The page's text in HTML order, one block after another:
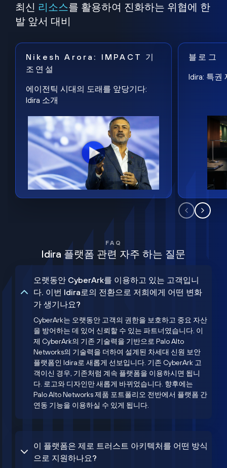
최신 리소스를 활용하여 진화하는 위협에 한
발 앞서 대비
Nikesh Arora: IMPACT 기
조연설
에이전틱 시대의 도래를 앞당기다:
Idira 소개
블로그
Idira: 특권
FAQ
Idira 플랫폼 관련 자주 하는 질문
오랫동안 CyberArk를 이용하고 있는 고객입니
다. 이번 Idira로의 전환으로 저희에게 어떤 변화
가 생기나요?
CyberArk는 오랫동안 고객의 권한을 보호하고 중요 자산
을 방어하는 데 있어 신뢰할 수 있는 파트너였습니다. 이
제 CyberArk의 기존 기술력을 기반으로 Palo Alto
Networks의 기술력을 더하여 설계된 차세대 신원 보안
플랫폼인 Idira로 새롭게 선보입니다. 기존 CyberArk 고
객이신 경우, 기존처럼 계속 플랫폼을 이용하시면 됩니
다. 로고와 디자인만 새롭게 바뀌었습니다. 향후에는
Palo Alto Networks 제품 포트폴리오 전반에서 플랫폼 간
연동 기능을 이용하실 수 있게 됩니다.
이 플랫폼은 제로 트러스트 아키텍처를 어떤 방식
으로 지원하나요?